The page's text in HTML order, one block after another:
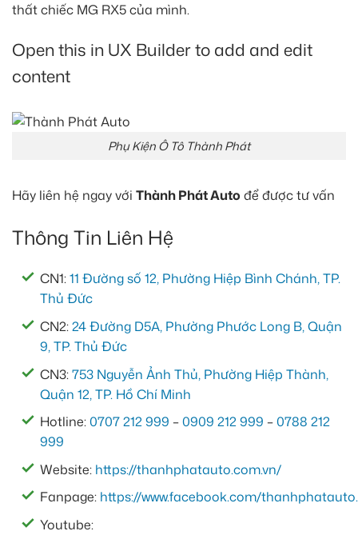
thất chiếc MG RX5 của mình.
Open this in UX Builder to add and edit
content
Phụ Kiện Ô Tô Thành Phát
Hãy liên hệ ngay với Thành Phát Auto để được tư vấn
Thông Tin Liên Hệ
CN1:11 Đường số 12, Phường Hiệp Bình Chánh, TP.
Thủ Đức
CN2:24 Đường D5A, Phường Phước Long B, Quận
9, TP. Thủ Đức
CN3:753 Nguyễn Ảnh Thủ, Phường Hiệp Thành,
Quận 12, TP. Hồ Chí Minh
Hotline:0707 212 999 –0909 212 999 –0788 212
999
Website: https://thanhphatauto.com.vn/
Fanpage: https://www.facebook.com/
Youtube: